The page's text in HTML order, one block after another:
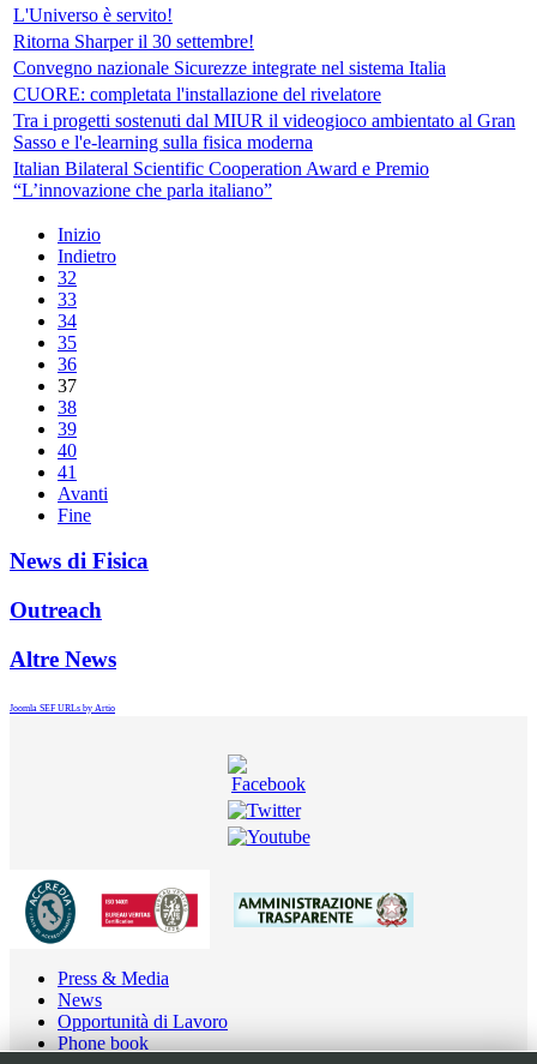
L'Universo è servito!
Ritorna Sharper il 30 settembre!
Convegno nazionale Sicurezze integrate nel sistema Italia
CUORE: completata l'installazione del rivelatore
Tra i progetti sostenuti dal MIUR il videogioco ambientato al Gran
Sasso e l'e-learning sulla fisica moderna
Italian Bilateral Scientific Cooperation Award e Premio
“L’innovazione che parla italiano”
Inizio
Indietro
32
33
34
35
36
37
38
39
40
41
Avanti
Fine
News di Fisica
Outreach
Altre News
Joomla SEF URLs by Artio
Press & Media
News
Opportunità di Lavoro
Phone book